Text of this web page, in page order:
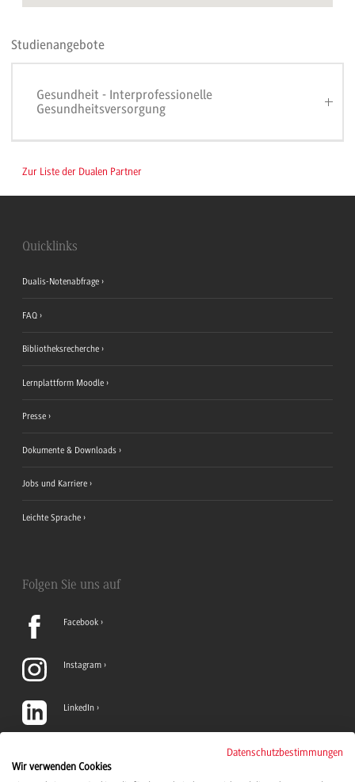
Studienangebote
Gesundheit - Interprofessionelle
Gesundheitsversorgung
Zur Liste der Dualen Partner
Quicklinks
Dualis-Notenabfrage
FAQ
Bibliotheksrecherche
Lernplattform Moodle
Presse
Dokumente & Downloads
Jobs und Karriere
Leichte Sprache
Folgen Sie uns auf
Facebook
Instagram
LinkedIn
Datenschutzbestimmungen
Wir verwenden Cookies